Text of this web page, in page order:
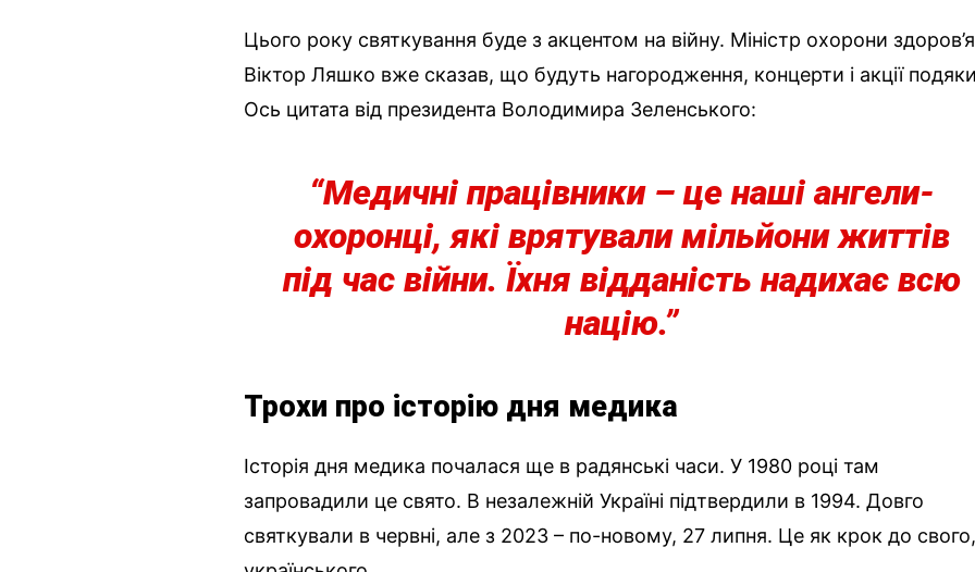
Цього року святкування буде з акцентом на війну. Міністр охорони здоров’я
Віктор Ляшко вже сказав, що будуть нагородження, концерти і акції
Ось цитата від президента Володимира Зеленського:
“Медичні працівники – це наші ангели-
охоронці, які врятували мільйони життів
під час війни. Їхня відданість надихає всю
націю.”
Трохи про історію дня медика
Історія дня медика почалася ще в радянські часи. У 1980 році там
запровадили це свято. В незалежній Україні підтвердили в 1994. Довго
святкували в червні, але з 2023 – по-новому, 27 липня. Це як крок до свого,